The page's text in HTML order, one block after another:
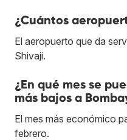
¿Cuántos
El aeropuerto que da
Shivaji.
¿En qué mes se
más bajos a
El mes más económico
febrero.